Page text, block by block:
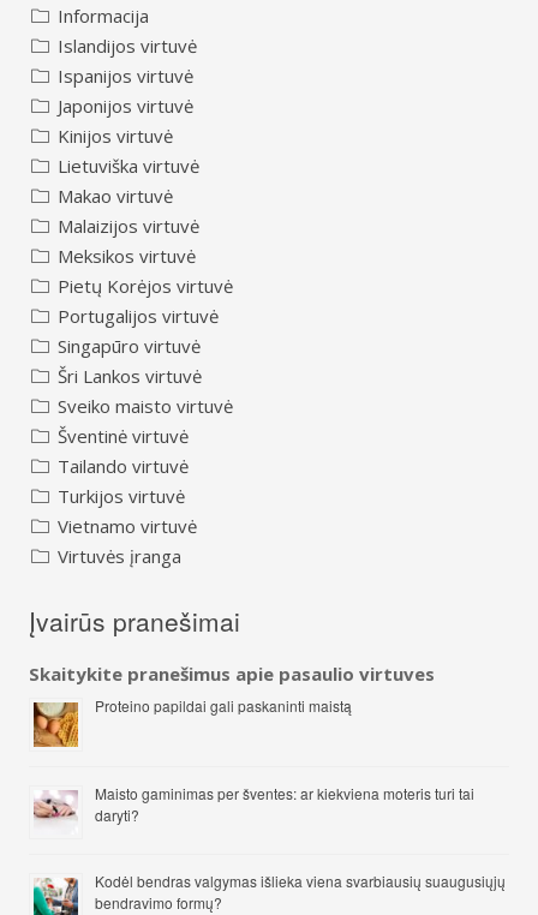
Informacija
Islandijos virtuvė
Ispanijos virtuvė
Japonijos virtuvė
Kinijos virtuvė
Lietuviška virtuvė
Makao virtuvė
Malaizijos virtuvė
Meksikos virtuvė
Pietų Korėjos virtuvė
Portugalijos virtuvė
Singapūro virtuvė
Šri Lankos virtuvė
Sveiko maisto virtuvė
Šventinė virtuvė
Tailando virtuvė
Turkijos virtuvė
Vietnamo virtuvė
Virtuvės įranga
Įvairūs pranešimai
Skaitykite pranešimus apie pasaulio virtuves
Proteino papildai gali paskaninti maistą
Maisto gaminimas per šventes: ar kiekviena moteris turi tai
daryti?
Kodėl bendras valgymas išlieka viena svarbiausių suaugusiųjų
bendravimo formų?